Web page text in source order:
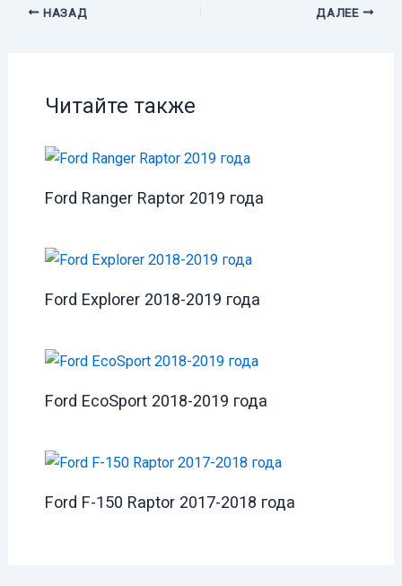
НАЗАД ДАЛЕЕ
Читайте также
Ford Ranger Raptor 2019 года
Ford Explorer 2018-2019 года
Ford EcoSport 2018-2019 года
Ford F-150 Raptor 2017-2018 года